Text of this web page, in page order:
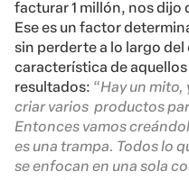
facturar 1 millón, nos dijo
Ese es un factor
sin perderte a lo largo del
característica de
resultados: “Hay un mito,
criar varios productos
Entonces vamos
es una trampa. Todos lo
se enfocan en una sola